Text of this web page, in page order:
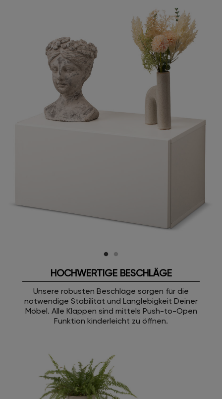
HOCHWERTIGE BESCHLÄGE
Unsere robusten Beschläge sorgen für die
notwendige Stabilität und Langlebigkeit Deiner
Möbel. Alle Klappen sind mittels Push-to-Open
Funktion kinderleicht zu öffnen.